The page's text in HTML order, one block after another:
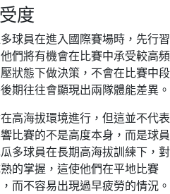
度
球員在進入國際賽場時，先行習
們將有機會在比賽中承受較高頻
狀態下做決策，不會在比賽中段
期往往會顯現出兩隊體能差異。
高海拔環境進行，但這並不代表
比賽的不是高度本身，而是球員
多球員在長期高海拔訓練下，對
的掌握，這使他們在平地比賽
而不容易出現過早疲勞的情況。